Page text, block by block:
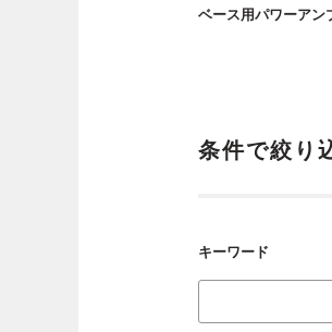
ベース用パワーアン
条件で絞り
キーワード